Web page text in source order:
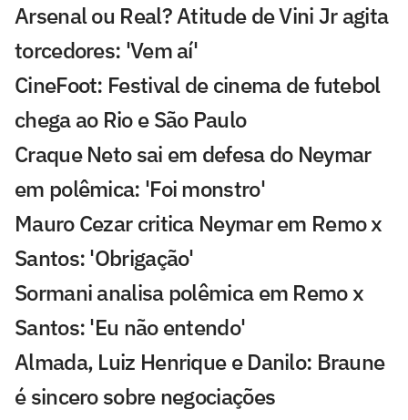
Arsenal ou Real? Atitude de Vini Jr agita
torcedores: 'Vem aí'
CineFoot: Festival de cinema de futebol
chega ao Rio e São Paulo
Craque Neto sai em defesa do Neymar
em polêmica: 'Foi monstro'
Mauro Cezar critica Neymar em Remo x
Santos: 'Obrigação'
Sormani analisa polêmica em Remo x
Santos: 'Eu não entendo'
Almada, Luiz Henrique e Danilo: Braune
é sincero sobre negociações